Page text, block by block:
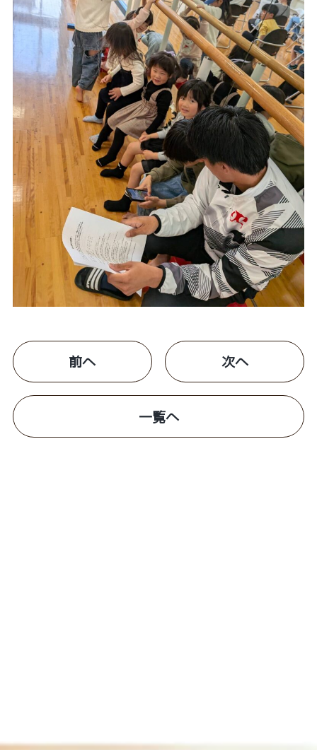
前へ
一覧へ
次へ